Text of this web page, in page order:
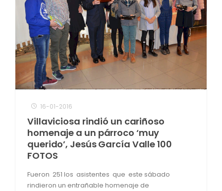
16-01-2016
Villaviciosa rindió un cariñoso
homenaje a un párroco ‘muy
querido’, Jesús García Valle 100
FOTOS
Fueron 251 los asistentes que este sábado
rindieron un entrañable homenaje de